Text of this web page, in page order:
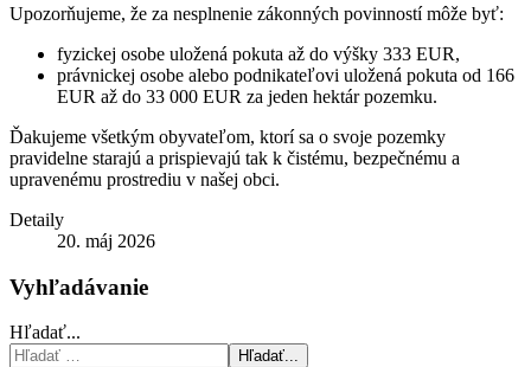
Upozorňujeme, že za nesplnenie zákonných povinností môže byť:
fyzickej osobe uložená pokuta až do výšky 333 EUR,
právnickej osobe alebo podnikateľovi uložená pokuta od 166
EUR až do 33 000 EUR za jeden hektár pozemku.
Ďakujeme všetkým obyvateľom, ktorí sa o svoje pozemky
pravidelne starajú a prispievajú tak k čistému, bezpečnému a
upravenému prostrediu v našej obci.
Detaily
20. máj 2026
Vyhľadávanie
Hľadať...
Hľadať...